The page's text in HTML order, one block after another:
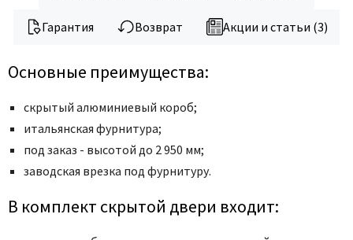
Гарантия Возврат Акции и статьи (3)
Основные преимущества:
скрытый алюминиевый короб;
итальянская фурнитура;
под заказ - высотой до 2 950 мм;
заводская врезка под фурнитуру.
В комплект скрытой двери входит: